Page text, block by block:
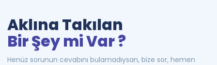
Aklına Takılan
Bir Şey mi Var ?
Henüz sorunun cevabını bulamadıysan, bize sor, hemen